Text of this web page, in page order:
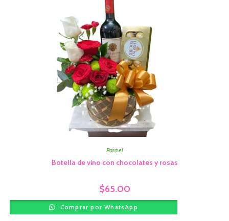
Para el
Botella de vino con chocolates y rosas
$65.00
Comprar por WhatsApp